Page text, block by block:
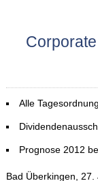
Alle
Prognose 2012
Bad Überkingen, 27.